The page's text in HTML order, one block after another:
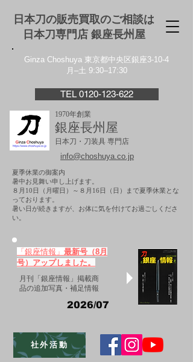
日本刀の販売買取のご相談は
日本刀専門店 銀座⻑州屋
Ginza Choshuya 東京都中央区銀座3-10-4
月–土 9:30–17:30
TEL 0120-123-622
1970年創業
銀座長州屋
日本刀・刀装具 専門店
info@choshuya.co.jp
夏季休業の御案内
暑中お見舞い申し上げます。
８月10日（月曜日）～８月16日（日）まで夏季休業とな
っております。
​暑い日が続きますが、お体に気を付けてお過ごしくださ
い。
「銀座情報」 最新号（8月
号）アップしました。
月刊「銀座情報」掲載商
品の追加写真・補足情報
2026/07
社外活動